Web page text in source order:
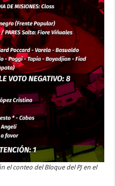
el conteo del Bloque del PJ en el